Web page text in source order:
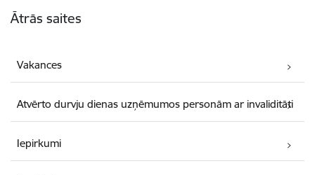
Ātrās saites
Vakances
Atvērto durvju dienas uzņēmumos personām ar invaliditāti
Iepirkumi